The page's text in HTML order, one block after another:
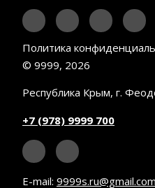
Политика
© 9999, 2026
Республика Крым, г.
+7 (978) 9999 700
E-mail: 9999s.ru@gmail.com